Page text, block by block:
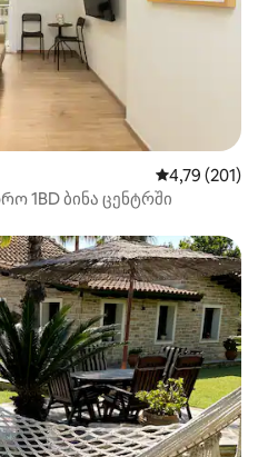
საშუალო
4,79 (201)
1BD ბინა ცენტრში